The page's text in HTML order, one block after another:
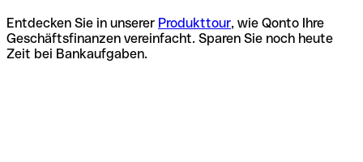
Entdecken Sie in unserer Produkttour, wie Qonto Ihre
Geschäftsfinanzen vereinfacht. Sparen Sie noch heute
Zeit bei Bankaufgaben.